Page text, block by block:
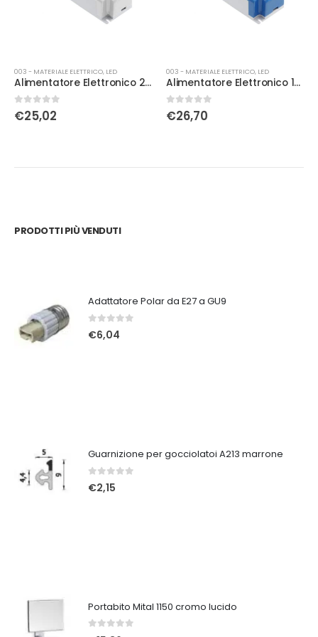
003 - MATERIALE ELETTRICO, LED
Alimentatore Elettronico 24V LED 80W 220v-240v
0Su 5
€25,02
003 - MATERIALE ELETTRICO, LED
Alimentatore Elettronico 12V LED 80W 220V-240V
0Su 5
€26,70
PRODOTTI PIÙ VENDUTI
Adattatore Polar da E27 a GU9
0Su 5
€6,04
Guarnizione per gocciolatoi A213 marrone
Su 5
€2,15
Portabito Mital 1150 cromo lucido
Su 5